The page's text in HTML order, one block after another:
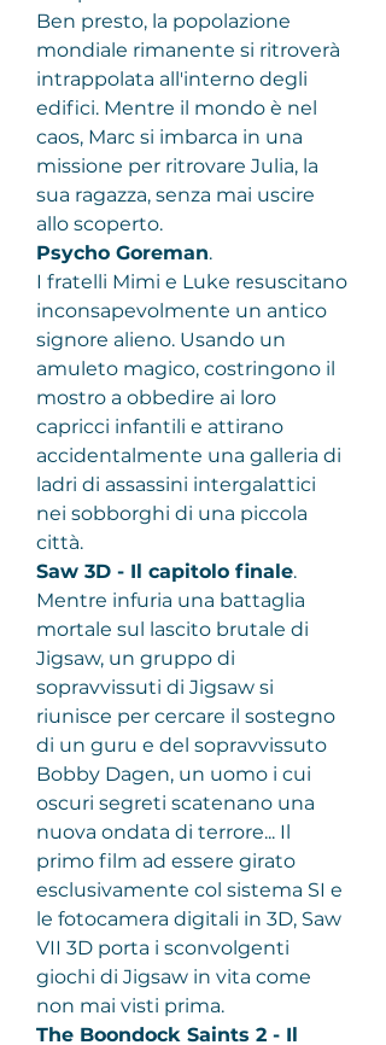
Ben presto, la popolazione
mondiale rimanente si ritroverà
intrappolata all'interno degli
edifici. Mentre il mondo è nel
caos, Marc si imbarca in una
missione per ritrovare Julia, la
sua ragazza, senza mai uscire
allo scoperto.
Psycho Goreman.
I fratelli Mimi e Luke resuscitano
inconsapevolmente un antico
signore alieno. Usando un
amuleto magico, costringono il
mostro a obbedire ai loro
capricci infantili e attirano
accidentalmente una galleria di
ladri di assassini intergalattici
nei sobborghi di una piccola
città.
Saw 3D - Il capitolo finale.
Mentre infuria una battaglia
mortale sul lascito brutale di
Jigsaw, un gruppo di
sopravvissuti di Jigsaw si
riunisce per cercare il sostegno
di un guru e del sopravvissuto
Bobby Dagen, un uomo i cui
oscuri segreti scatenano una
nuova ondata di terrore... Il
primo film ad essere girato
esclusivamente col sistema SI e
le fotocamera digitali in 3D, Saw
VII 3D porta i sconvolgenti
giochi di Jigsaw in vita come
non mai visti prima.
The Boondock Saints 2 - Il